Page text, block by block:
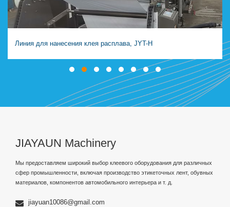
Линия для нанесения клея расплава, JYT-H
JIAYAUN Machinery
Мы предоставляем широкий выбор клеевого оборудования для различных
сфер промышленности, включая производство этикеточных лент, обувных
материалов, компонентов автомобильного интерьера и т. д.
jiayuan10086@gmail.com